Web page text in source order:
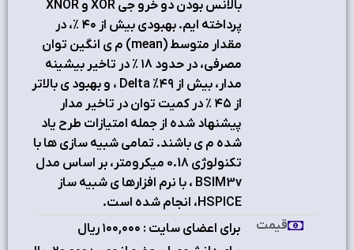
بالانس بودن دو خرو جي XOR و XNOR
پرداخته ايم. بهبودي بيش از ۴۰ ٪، در
مقدار متوسط (mean) م ي انگين توان
مصرفي، در حدود ۱۸ ٪ در تاخير بيشينه
مدار، بيش از ۴۹% Delta ، و بهبود ي بالاتر
از ۴۵ ٪ در کميت توان در تاخير مدار
پيشنهاد شده از جمله امتيازات طرح ياد
شده م ي باشند. تمامي شبيه سازي ها با
تكنولوژي 0.18 ميكرومتر، بر اساس مدل
BSIM3v ، با نرم افزارها ي شبيه ساز
HSPICE، انجام شده است.
برای اعضای سایت : ۱٠٠,٠٠٠ ریال
قیمت